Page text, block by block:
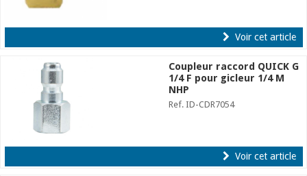
Voir cet article
Coupleur raccord QUICK G
1/4 F pour gicleur 1/4 M
NHP
Ref. ID-CDR7054
Voir cet article